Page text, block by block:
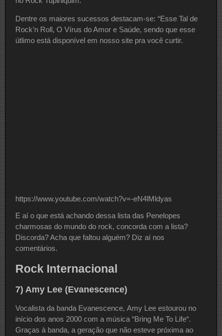
Dentre os maiores sucessos destacam-se: “Esse Tal de
Rock’n Roll, O Vírus do Amor e Saúde, sendo que esse
útlimo está disponível em nosso site pra você curtir.
https://www.youtube.com/watch?v=-eN4lMldyas
E aí o que está achando dessa lista das Penelopes
charmosas do mundo do rock, concorda com a lista?
Discorda? Acha que faltou alguém? Diz aí nos
comentários.
Rock Internacional
7) Amy Lee (Evanescence)
Vocalista da banda Evanescence, Amy Lee estourou no
início dos anos 2000 com a música “Bring Me To Life“.
Graças à banda, a geração que não esteve próxima ao